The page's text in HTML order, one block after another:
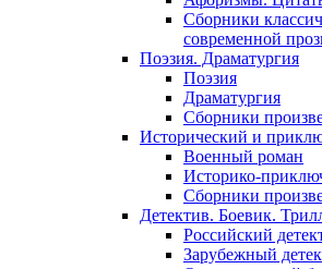
Сборники
современной
Поэзия. Драматургия
Поэзия
Драматургия
Сборники
Исторический и
Военный роман
Историко-
Сборники
Детектив. Боевик.
Российский
Зарубежный